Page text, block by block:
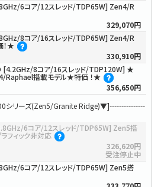
6コア/12スレッド/TDP65W] Zen4/R
329,070円
8コア/16スレッド/TDP65W] Zen4/R
！★
330,910円
[4.2GHz/8コア/16スレッド/TDP120W] ★
Raphael搭載モデル★特価 ！★
356,650円
シリーズ(Zen5/Granite Ridge)▼]---------------
6コア/12スレッド/TDP65W] Zen5搭
フィック非対応
326,620円
受注停止中
6コア/12スレッド/TDP65W] Zen5搭